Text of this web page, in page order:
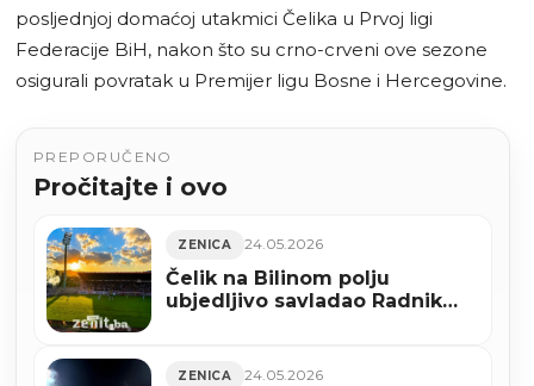
posljednjoj domaćoj utakmici Čelika u Prvoj ligi
Federacije BiH, nakon što su crno-crveni ove sezone
osigurali povratak u Premijer ligu Bosne i Hercegovine.
PREPORUČENO
Pročitajte i ovo
ZENICA 24.05.2026
Čelik na Bilinom polju
ubjedljivo savladao Radnik
ZENICA 24.05.2026